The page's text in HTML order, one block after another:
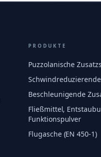
PRODUKTE
Puzzolanische
Beschleunigende
Fließmittel,
Funktionspulver
Flugasche (EN 450-1)